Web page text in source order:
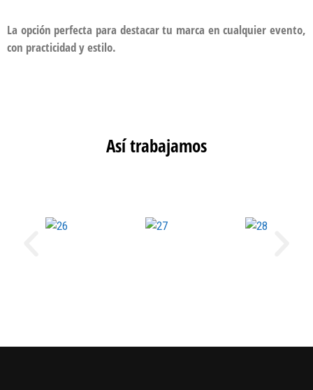
La opción perfecta para destacar tu marca en cualquier evento,
con practicidad y estilo.
Así trabajamos